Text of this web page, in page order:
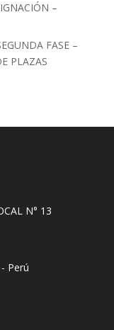
–
FASE –
PLAZAS
N° 13
Perú